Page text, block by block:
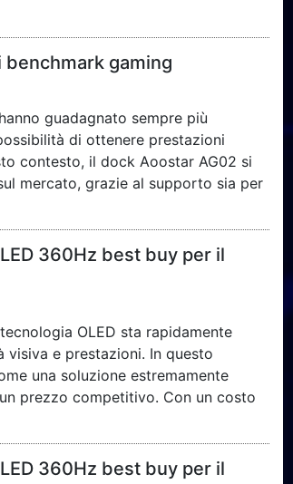
benchmark gaming
guadagnato sempre più
di ottenere prestazioni
contesto, il dock Aoostar AG02 si
mercato, grazie al supporto sia per
360Hz best buy per il
OLED sta rapidamente
e prestazioni. In questo
una soluzione estremamente
prezzo competitivo. Con un costo
360Hz best buy per il